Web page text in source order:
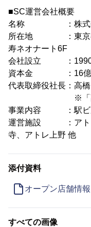
■SC運営会社概要
名称 ：株式会
所在地 ：東京都
寿ネオナート6F
会社設立 ：1990
資本金 ：16億3
代表取締役社長：高
※「高」は「
事業内容 ：駅ビル
運営施設 ：アトレ
寺、アトレ上野 他
添付資料
オープン店舗情報
すべての画像